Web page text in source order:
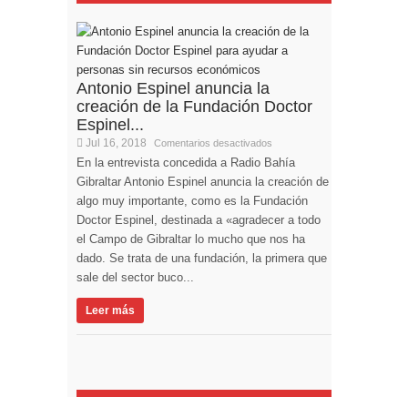
Antonio Espinel anuncia la
creación de la Fundación Doctor
Espinel...
Jul 16, 2018 Comentarios desactivados
En la entrevista concedida a Radio Bahía
Gibraltar Antonio Espinel anuncia la creación de
algo muy importante, como es la Fundación
Doctor Espinel, destinada a «agradecer a todo
el Campo de Gibraltar lo mucho que nos ha
dado. Se trata de una fundación, la primera que
sale del sector buco...
Leer más